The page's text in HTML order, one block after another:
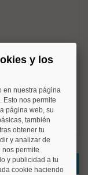
y los
en nuestra página
Esto nos permite
página web, su
también
obtener tu
y analizar de
permite
y publicidad a tu
cookie haciendo